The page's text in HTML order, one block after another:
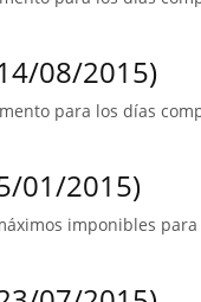
08/2015)
para los días
01/2015)
imponibles